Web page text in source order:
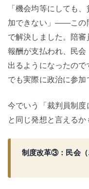
「機会均等にしても
加できない」——この
で解決しました。陪
報酬が支払われ、民
出るようになったの
でも実際に政治に参加
今でいう「裁判員制
と同じ発想と言えるか
制度改革③：民会